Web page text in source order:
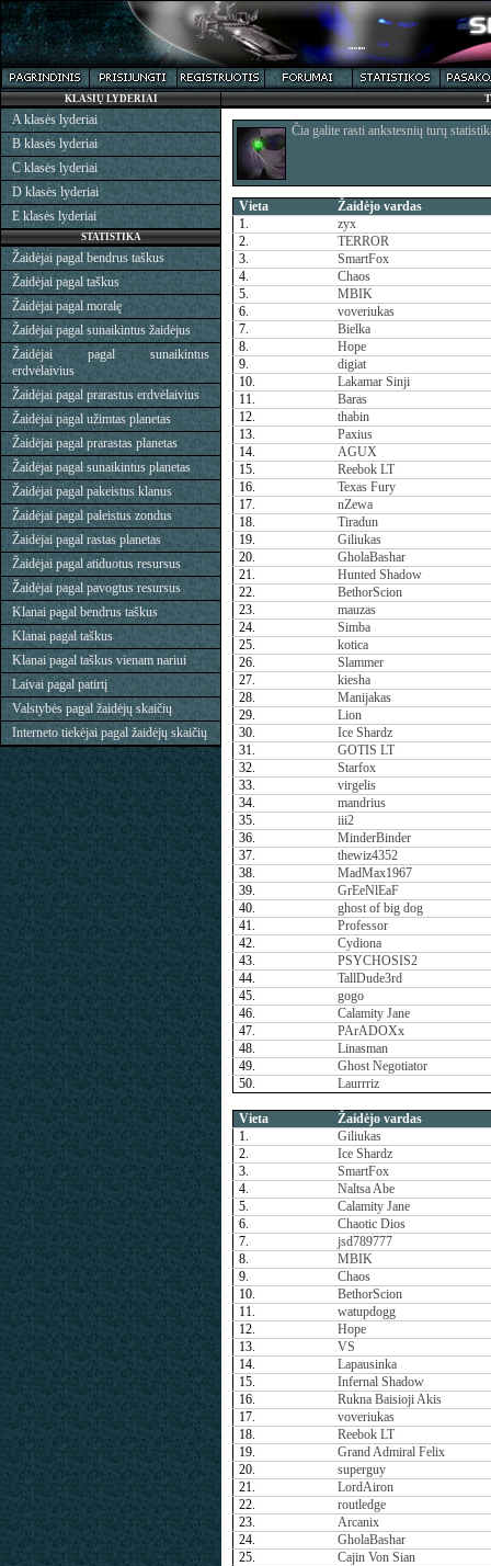
Čia galite rasti ankstesnių turų
Vieta
Žaidėjo vardas
1.
zyx
2.
TERROR
3.
SmartFox
4.
Chaos
5.
MBIK
6.
voveriukas
7.
Bielka
8.
Hope
9.
digiat
10.
Lakamar Sinji
11.
Baras
12.
thabin
13.
Paxius
14.
AGUX
15.
Reebok LT
16.
Texas Fury
17.
nZewa
18.
Tiradun
19.
Giliukas
20.
GholaBashar
21.
Hunted Shadow
22.
BethorScion
23.
mauzas
24.
Simba
25.
kotica
26.
Slammer
27.
kiesha
28.
Manijakas
29.
Lion
30.
Ice Shardz
31.
GOTIS LT
32.
Starfox
33.
virgelis
34.
mandrius
35.
iii2
36.
MinderBinder
37.
thewiz4352
38.
MadMax1967
39.
GrEeNlEaF
40.
ghost of big dog
41.
Professor
42.
Cydiona
43.
PSYCHOSIS2
44.
TallDude3rd
45.
gogo
46.
Calamity Jane
47.
PArADOXx
48.
Linasman
49.
Ghost Negotiator
50.
Laurrriz
Vieta
Žaidėjo vardas
1.
Giliukas
2.
Ice Shardz
3.
SmartFox
4.
Naltsa Abe
5.
Calamity Jane
6.
Chaotic Dios
7.
jsd789777
8.
MBIK
9.
Chaos
10.
BethorScion
11.
watupdogg
12.
Hope
13.
VS
14.
Lapausinka
15.
Infernal Shadow
16.
Rukna Baisioji Akis
17.
voveriukas
18.
Reebok LT
19.
Grand Admiral Felix
20.
superguy
21.
LordAiron
22.
routledge
23.
Arcanix
24.
GholaBashar
25.
Cajin Von Sian
KLASIŲ LYDERIAI
A klasės lyderiai
B klasės lyderiai
C klasės lyderiai
D klasės lyderiai
E klasės lyderiai
STATISTIKA
Žaidėjai pagal bendrus taškus
Žaidėjai pagal taškus
Žaidėjai pagal moralę
Žaidėjai pagal sunaikintus žaidėjus
Žaidėjai pagal sunaikintus
erdvėlaivius
Žaidėjai pagal prarastus erdvėlaivius
Žaidėjai pagal užimtas planetas
Žaidėjai pagal prarastas planetas
Žaidėjai pagal sunaikintus planetas
Žaidėjai pagal pakeistus klanus
Žaidėjai pagal paleistus zondus
Žaidėjai pagal rastas planetas
Žaidėjai pagal atiduotus resursus
Žaidėjai pagal pavogtus resursus
Klanai pagal bendrus taškus
Klanai pagal taškus
Klanai pagal taškus vienam nariui
Laivai pagal patirtį
Valstybės pagal žaidėjų skaičių
Interneto tiekėjai pagal žaidėjų skaičių